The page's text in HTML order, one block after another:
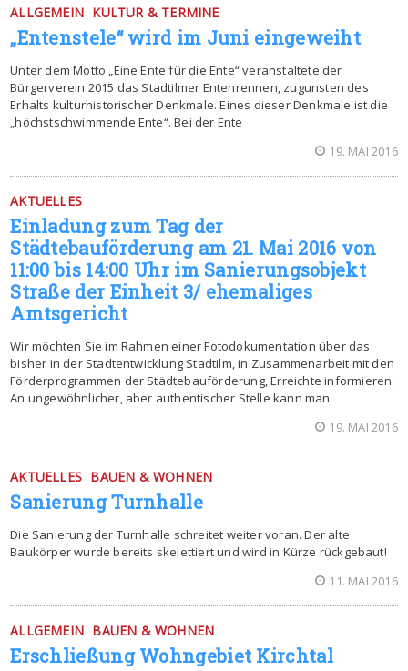
ALLGEMEIN KULTUR & TERMINE
„Entenstele“ wird im Juni eingeweiht
Unter dem Motto „Eine Ente für die Ente“ veranstaltete der
Bürgerverein 2015 das Stadtilmer Entenrennen, zugunsten des
Erhalts kulturhistorischer Denkmale. Eines dieser Denkmale ist die
„höchstschwimmende Ente“. Bei der Ente
19. MAI 2016
AKTUELLES
Einladung zum Tag der
Städtebauförderung am 21. Mai 2016 von
11:00 bis 14:00 Uhr im Sanierungsobjekt
Straße der Einheit 3/ ehemaliges
Amtsgericht
Wir möchten Sie im Rahmen einer Fotodokumentation über das
bisher in der Stadtentwicklung Stadtilm, in Zusammenarbeit mit den
Förderprogrammen der Städtebauförderung, Erreichte informieren.
An ungewöhnlicher, aber authentischer Stelle kann man
19. MAI 2016
AKTUELLES BAUEN & WOHNEN
Sanierung Turnhalle
Die Sanierung der Turnhalle schreitet weiter voran. Der alte
Baukörper wurde bereits skelettiert und wird in Kürze rückgebaut!
11. MAI 2016
ALLGEMEIN BAUEN & WOHNEN
Erschließung Wohngebiet Kirchtal